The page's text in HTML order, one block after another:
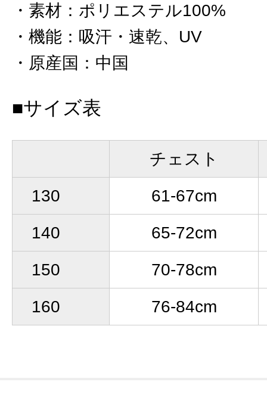
素材 ： ポリエステル100%
機能 ： 吸汗・速乾、UV
原産国 ： 中国
■サイズ表
チェスト
130
61-67cm
140
65-72cm
150
70-78cm
160
76-84cm